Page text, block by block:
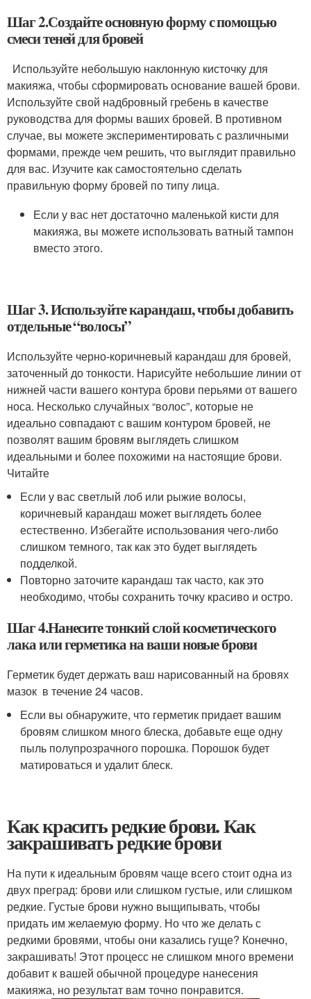
Шаг 2.Создайте основную форму с помощью
смеси теней для бровей
Используйте небольшую наклонную кисточку для
макияжа, чтобы сформировать основание вашей брови.
Используйте свой надбровный гребень в качестве
руководства для формы ваших бровей. В противном
случае, вы можете экспериментировать с различными
формами, прежде чем решить, что выглядит правильно
для вас. Изучите как самостоятельно сделать
правильную форму бровей по типу лица.
Если у вас нет достаточно маленькой кисти для
макияжа, вы можете использовать ватный тампон
вместо этого.
Шаг 3. Используйте карандаш, чтобы добавить
отдельные “волосы”
Используйте черно-коричневый карандаш для бровей,
заточенный до тонкости. Нарисуйте небольшие линии от
нижней части вашего контура брови перьями от вашего
носа. Несколько случайных “волос”, которые не
идеально совпадают с вашим контуром бровей, не
позволят вашим бровям выглядеть слишком
идеальными и более похожими на настоящие брови.
Читайте
Если у вас светлый лоб или рыжие волосы,
коричневый карандаш может выглядеть более
естественно. Избегайте использования чего-либо
слишком темного, так как это будет выглядеть
подделкой.
Повторно заточите карандаш так часто, как это
необходимо, чтобы сохранить точку красиво и остро.
Шаг 4.Нанесите тонкий слой косметического
лака или герметика на ваши новые брови
Герметик будет держать ваш нарисованный на бровях
мазок в течение 24 часов.
Если вы обнаружите, что герметик придает вашим
бровям слишком много блеска, добавьте еще одну
пыль полупрозрачного порошка. Порошок будет
матироваться и удалит блеск.
Как красить редкие брови. Как
закрашивать редкие брови
На пути к идеальным бровям чаще всего стоит одна из
двух преград: брови или слишком густые, или слишком
редкие. Густые брови нужно выщипывать, чтобы
придать им желаемую форму. Но что же делать с
редкими бровями, чтобы они казались гуще? Конечно,
закрашивать! Этот процесс не слишком много времени
добавит к вашей обычной процедуре нанесения
макияжа, но результат вам точно понравится.